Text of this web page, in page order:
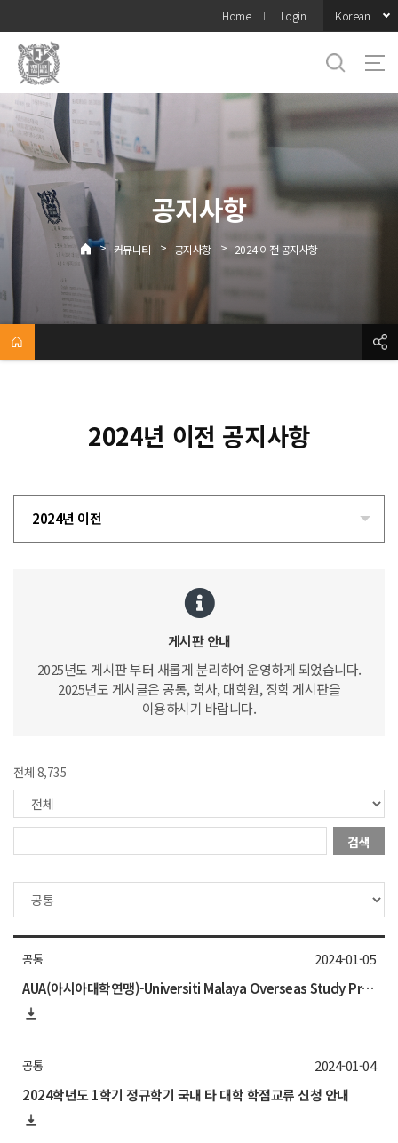
메뉴
Home Login Korean
공지사항
> 커뮤니티 > 공지사항 > 2024 이전 공지사항
2024년 이전 공지사항
2024년 이전
게시판 안내
2025년도 게시판 부터 새롭게 분리하여 운영하게 되었습니다.
2025년도 게시글은 공통, 학사, 대학원, 장학 게시판을
이용하시기 바랍니다.
전체 8,735
검색
공통
AUA(아시아대학연맹)-Universiti Malaya Overseas Study Program 참가학생 모집 안내
2024-01-05
공통
2024학년도 1학기 정규학기 국내 타 대학 학점교류 신청 안내
2024-01-04